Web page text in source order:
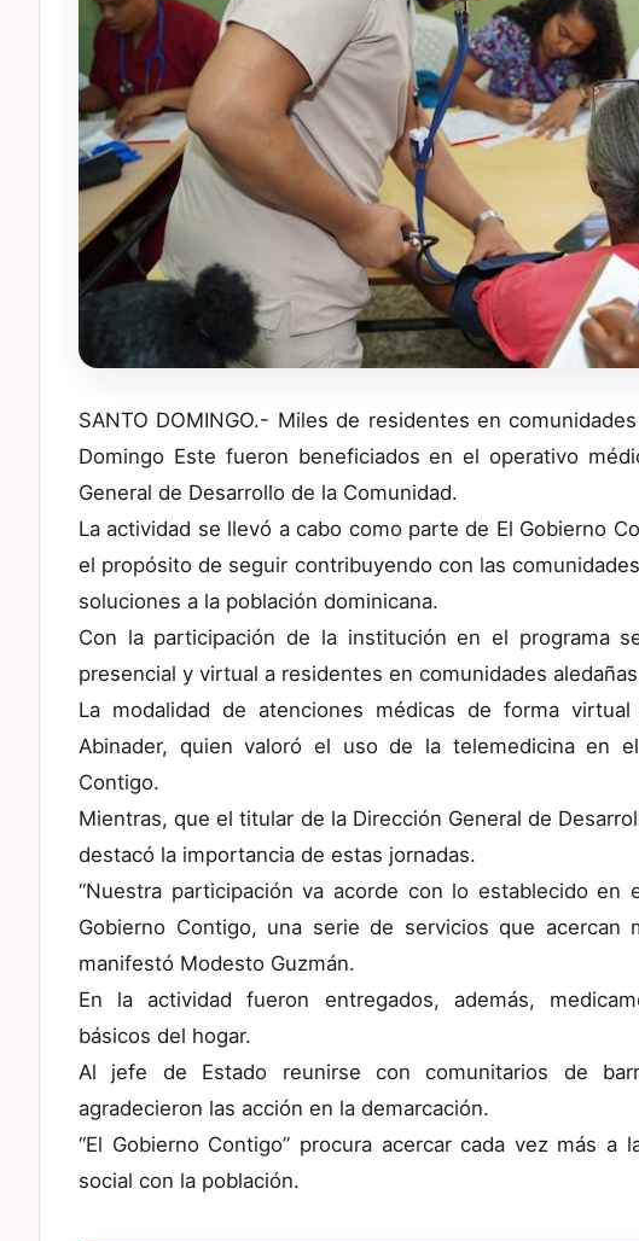
SANTO DOMINGO.- Miles de residentes en
Domingo Este fueron beneficiados en el operativo
General de Desarrollo de la Comunidad.
La actividad se llevó a cabo como parte de El Gobierno
el propósito de seguir contribuyendo con las
soluciones a la población dominicana.
Con la participación de la institución en el programa
presencial y virtual a residentes en comunidades
La modalidad de atenciones médicas de forma
Abinader, quien valoró el uso de la telemedicina en
Contigo.
Mientras, que el titular de la Dirección General de
destacó la importancia de estas jornadas.
“Nuestra participación va acorde con lo establecido en
Gobierno Contigo, una serie de servicios que acercan
manifestó Modesto Guzmán.
En la actividad fueron entregados, además,
básicos del hogar.
Al jefe de Estado reunirse con comunitarios de
agradecieron las acción en la demarcación.
“El Gobierno Contigo” procura acercar cada vez más a
social con la población.